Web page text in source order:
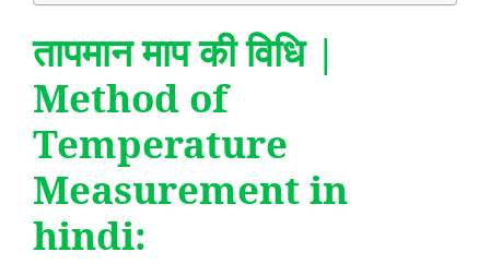
तापमान माप की विधि |
Method of
Temperature
Measurement in
hindi: